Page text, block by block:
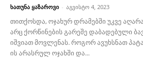
ხათუნა ყაზაროვი - აგვისტო 4, 2023
თითქოსდა, ოჯახურ დრამებში უკვე
არც ქორწინების გარეშე დაბადებული
იშვიათ მოვლენას. როგორ ავუხსნათ
ის არასრულ ოჯახში და...